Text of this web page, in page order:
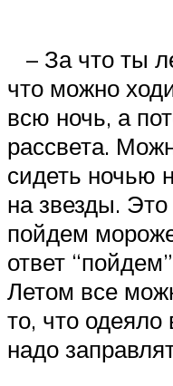
– За что ты
что можно
всю ночь, а
рассвета.
сидеть ночью
на звезды. Это
пойдем
ответ
Летом все
то, что одеяло
надо